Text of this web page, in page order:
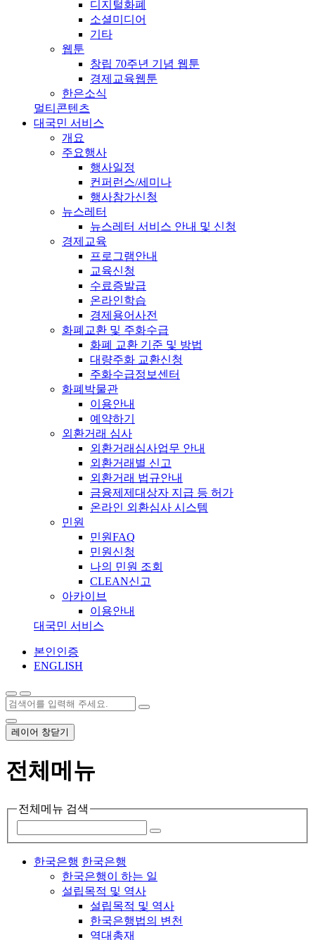
디지털화폐
소셜미디어
기타
웹툰
창립 70주년 기념 웹툰
경제교육웹툰
한은소식
멀티콘텐츠
대국민 서비스
개요
주요행사
행사일정
컨퍼런스/세미나
행사참가신청
뉴스레터
뉴스레터 서비스 안내 및 신청
경제교육
프로그램안내
교육신청
수료증발급
온라인학습
경제용어사전
화폐교환 및 주화수급
화폐 교환 기준 및 방법
대량주화 교환신청
주화수급정보센터
화폐박물관
이용안내
예약하기
외환거래 심사
외환거래심사업무 안내
외환거래별 신고
외환거래 법규안내
금융제제대상자 지급 등 허가
온라인 외환심사 시스템
민원
민원FAQ
민원신청
나의 민원 조회
CLEAN신고
아카이브
이용안내
대국민 서비스
본인인증
ENGLISH
레이어 창닫기
전체메뉴
전체메뉴 검색
한국은행 한국은행
한국은행이 하는 일
설립목적 및 역사
설립목적 및 역사
한국은행법의 변천
역대총재